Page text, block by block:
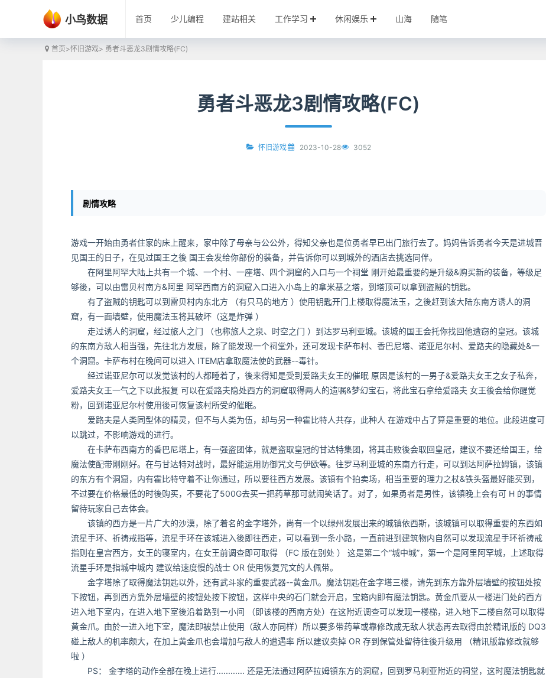
小鸟数据 首页 少儿编程 建站相关 工作学习 休闲娱乐 山海 随笔
首页>怀旧游戏> 勇者斗恶龙3剧情攻略(FC)
勇者斗恶龙3剧情攻略(FC)
怀旧游戏 2023-10-28 3052
剧情攻略
游戏一开始由勇者住家的床上醒来，家中除了母亲与公公外，得知父亲也是位勇者早已出门旅行去了。妈妈告诉勇者今天是进城晋
见国王的日子，在见过国王之後 国王会发给你部份的装备，并告诉你可以到城外的酒店去挑选同伴。
在阿里阿罕大陆上共有一个城、一个村、一座塔、四个洞窟的入口与一个祠堂 刚开始最重要的是升级&购买新的装备，等级足
够後，可以由雷贝村南方&阿里 阿罕西南方的洞窟入口进入小岛上的拿米基之塔，到塔顶可以拿到盗贼的钥匙。
有了盗贼的钥匙可以到雷贝村内东北方 （有只马的地方 ）使用钥匙开门上楼取得魔法玉，之後赶到该大陆东南方诱人的洞
窟，有一面墙壁，使用魔法玉将其破坏（这是炸弹 ）
走过诱人的洞窟，经过旅人之门 （也称旅人之泉、时空之门 ）到达罗马利亚城。该城的国王会托你找回他遭窃的皇冠。该城
的东南方敌人相当强，先往北方发展，除了能发现一个祠堂外，还可发现卡萨布村、香巴尼塔、诺亚尼尔村、爱路夫的隐藏处&一
个洞窟。卡萨布村在晚间可以进入 ITEM店拿取魔法使的武器--毒针。
经过诺亚尼尔可以发觉该村的人都睡着了，後来得知是受到爱路夫女王的催眠 原因是该村的一男子&爱路夫女王之女子私奔，
爱路夫女王一气之下以此报复 可以在爱路夫隐处西方的洞窟取得两人的遗嘱&梦幻宝石，将此宝石拿给爱路夫 女王後会给你醒觉
粉，回到诺亚尼尔村使用後可恢复该村所受的催眠。
爱路夫是人类同型体的精灵，但不与人类为伍，却与另一种霍比特人共存，此种人 在游戏中占了算是重要的地位。此段进度可
以跳过，不影响游戏的进行。
在卡萨布西南方的香巴尼塔上，有一强盗团体，就是盗取皇冠的甘达特集团，将其击败後会取回皇冠，建议不要还给国王，给
魔法使配带刚刚好。在与甘达特对战时，最好能运用防御咒文与伊欧等。往罗马利亚城的东南方行走，可以到达阿萨拉姆镇，该镇
的东方有个洞窟，内有霍比特守着不让你通过，所以要往西方发展。该镇有个拍卖场，相当重要的理力之杖&铁头盔最好能买到，
不过要在价格最低的时後购买，不要花了500G去买一把药草那可就闹笑话了。对了，如果勇者是男性，该镇晚上会有可 H 的事情
留待玩家自己去体会。
该镇的西方是一片广大的沙漠，除了着名的金字塔外，尚有一个以绿州发展出来的城镇依西斯，该城镇可以取得重要的东西如
流星手环、祈祷戒指等，流星手环在该城进入後即往西走，可以看到一条小路，一直前进到建筑物内自然可以发现流星手环祈祷戒
指则在皇宫西方，女王的寝室内，在女王前调查即可取得 （FC 版在别处 ） 这是第二个“城中城”，第一个是阿里阿罕城，上述取得
流星手环是指城中城内 建议给速度慢的战士 OR 使用恢复咒文的人佩带。
金字塔除了取得魔法钥匙以外，还有武斗家的重要武器--黄金爪。魔法钥匙在金字塔三楼，请先到东方靠外层墙壁的按钮处按
下按钮，再到西方靠外层墙壁的按钮处按下按钮，这样中央的石门就会开启，宝箱内即有魔法钥匙。黄金爪要从一楼进门处的西方
进入地下室内，在进入地下室後沿着路到一小间 （即该楼的西南方处）在这附近调查可以发现一楼梯，进入地下二楼自然可以取得
黄金爪。由於一进入地下室，魔法即被禁止使用（敌人亦同样）所以要多带药草或靠修改成无敌人状态再去取得由於精讯版的 DQ3
碰上敌人的机率颇大，在加上黄金爪也会增加与敌人的遭遇率 所以建议卖掉 OR 存到保管处留待往後升级用 （精讯版靠修改就够
啦 ）
PS： 金字塔的动作全部在晚上进行............ 还是无法通过阿萨拉姆镇东方的洞窟，回到罗马利亚附近的祠堂，这时魔法钥匙就